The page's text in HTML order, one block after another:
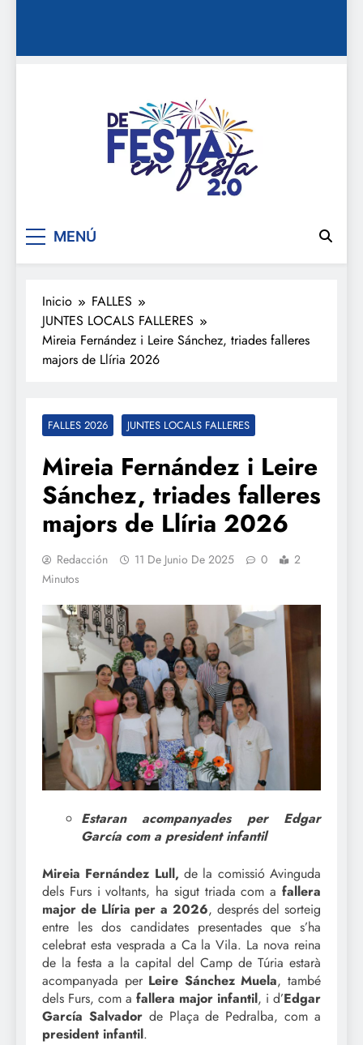
De festa en festa 2.0
MENÚ
Inicio
FALLES
JUNTES LOCALS FALLERES
Mireia Fernández i Leire Sánchez, triades falleres
majors de Llíria 2026
FALLES 2026 JUNTES LOCALS FALLERES
Mireia Fernández i Leire
Sánchez, triades falleres
majors de Llíria 2026
Redacción 11 De Junio De 2025 0
2
Minutos
Estaran acompanyades per Edgar
García com a president infantil
Mireia Fernández Lull, de la comissió Avinguda
dels Furs i voltants, ha sigut triada com a fallera
major de Llíria per a 2026, després del sorteig
entre les dos candidates presentades que s’ha
celebrat esta vesprada a Ca la Vila. La nova reina
de la festa a la capital del Camp de Túria estarà
acompanyada per Leire Sánchez Muela, també
dels Furs, com a fallera major infantil, i d’Edgar
García Salvadorde Plaça de Pedralba, com a
president infantil.